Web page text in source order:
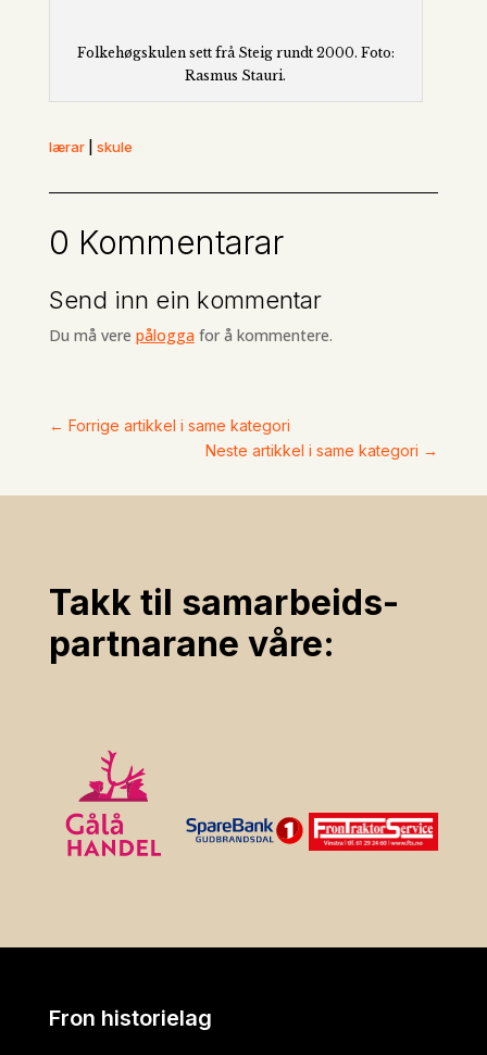
Folkehøgskulen sett frå Steig rundt 2000. Foto:
Rasmus Stauri.
lærar| skule
0 Kommentarar
Send inn ein kommentar
Du må vere påloggafor å kommentere.
← Forrige artikkel i same kategori
Neste artikkel i same kategori →
Takk til samarbeids­
partnarane våre:
Fron historielag